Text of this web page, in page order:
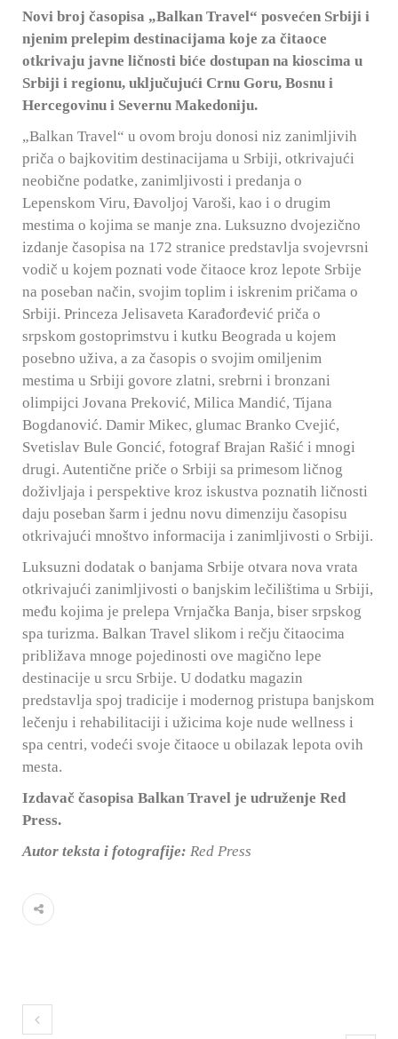
Novi broj časopisa „Balkan Travel“ posvećen Srbiji i
njenim prelepim destinacijama koje za čitaoce
otkrivaju javne ličnosti biće dostupan na kioscima u
Srbiji i regionu, uključujući Crnu Goru, Bosnu i
Hercegovinu i Severnu Makedoniju.
„Balkan Travel“ u ovom broju donosi niz zanimljivih
priča o bajkovitim destinacijama u Srbiji, otkrivajući
neobične podatke, zanimljivosti i predanja o
Lepenskom Viru, Đavoljoj Varoši, kao i o drugim
mestima o kojima se manje zna. Luksuzno dvojezično
izdanje časopisa na 172 stranice predstavlja svojevrsni
vodič u kojem poznati vode čitaoce kroz lepote Srbije
na poseban način, svojim toplim i iskrenim pričama o
Srbiji. Princeza Jelisaveta Karađorđević priča o
srpskom gostoprimstvu i kutku Beograda u kojem
posebno uživa, a za časopis o svojim omiljenim
mestima u Srbiji govore zlatni, srebrni i bronzani
olimpijci Jovana Preković, Milica Mandić, Tijana
Bogdanović. Damir Mikec, glumac Branko Cvejić,
Svetislav Bule Goncić, fotograf Brajan Rašić i mnogi
drugi. Autentične priče o Srbiji sa primesom ličnog
doživljaja i perspektive kroz iskustva poznatih ličnosti
daju poseban šarm i jednu novu dimenziju časopisu
otkrivajući mnoštvo informacija i zanimljivosti o Srbiji.
Luksuzni dodatak o banjama Srbije otvara nova vrata
otkrivajući zanimljivosti o banjskim lečilištima u Srbiji,
među kojima je prelepa Vrnjačka Banja, biser srpskog
spa turizma. Balkan Travel slikom i rečju čitaocima
približava mnoge pojedinosti ove magično lepe
destinacije u srcu Srbije. U dodatku magazin
predstavlja spoj tradicije i modernog pristupa banjskom
lečenju i rehabilitaciji i užicima koje nude wellness i
spa centri, vodeći svoje čitaoce u obilazak lepota ovih
mesta.
Izdavač časopisa Balkan Travel je udruženje Red
Press.
Autor teksta i fotografije: Red Press